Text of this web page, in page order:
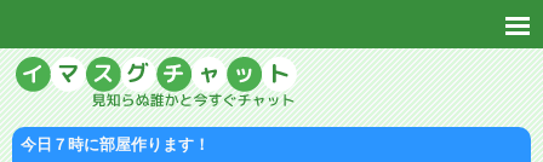
今日７時に部屋作ります！